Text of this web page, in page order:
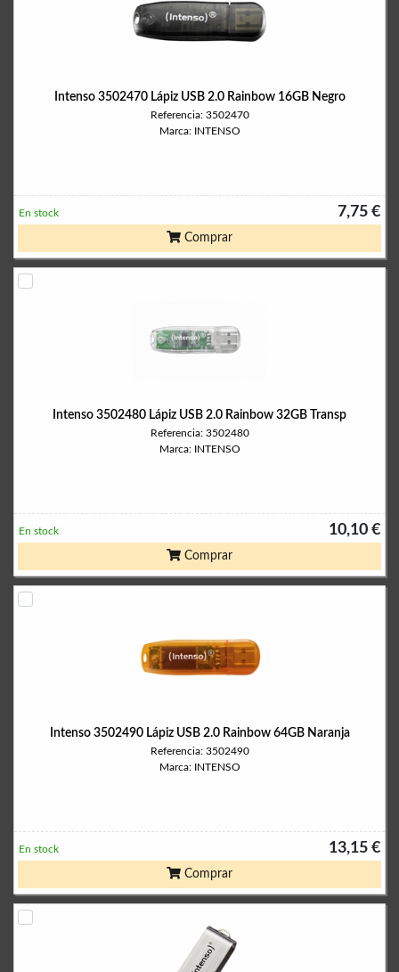
Intenso 3502470 Lápiz USB 2.0 Rainbow 16GB Negro
Referencia: 3502470
Marca: INTENSO
7,75 €
En stock
Comprar
Intenso 3502480 Lápiz USB 2.0 Rainbow 32GB Transp
Referencia: 3502480
Marca: INTENSO
10,10 €
En stock
Comprar
Intenso 3502490 Lápiz USB 2.0 Rainbow 64GB Naranja
Referencia: 3502490
Marca: INTENSO
13,15 €
En stock
Comprar